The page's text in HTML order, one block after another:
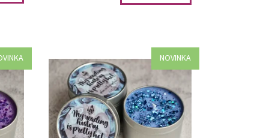
NOVINKA
Švestka s grapefruitem.
Dostupnost:
Skladem 2
Kód:
3255